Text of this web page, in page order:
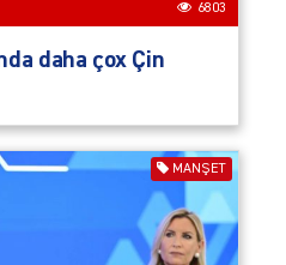
6803
daha çox Çin
MANŞET